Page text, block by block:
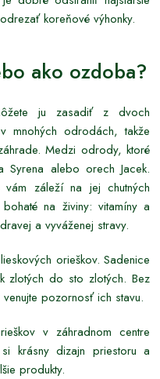
koreňové výhonky.
ako ozdoba?
ju zasadiť z dvoch
mnohých odrodách, takže
Medzi odrody, ktoré
Syrena alebo orech Jacek.
záleží na jej chutných
na živiny: vitamíny a
a vyváženej stravy.
orieškov. Sadenice
zlotých do sto zlotých. Bez
pozornosť ich stavu.
v záhradnom centre
krásny dizajn priestoru a
produkty.